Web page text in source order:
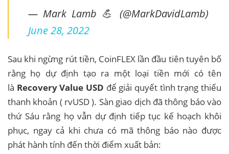
— Mark Lamb 💪 (@MarkDavidLamb)
June 28, 2022
Sau khi ngừng rút tiền, CoinFLEX lần đầu tiên tuyên bố
rằng họ dự định tạo ra một loại tiền mới có tên
là Recovery Value USD để giải quyết tình trạng thiếu
thanh khoản ( rvUSD ). Sàn giao dịch đã thông báo vào
thứ Sáu rằng họ vẫn dự định tiếp tục kế hoạch khôi
phục, ngay cả khi chưa có mã thông báo nào được
phát hành tính đến thời điểm xuất bản: